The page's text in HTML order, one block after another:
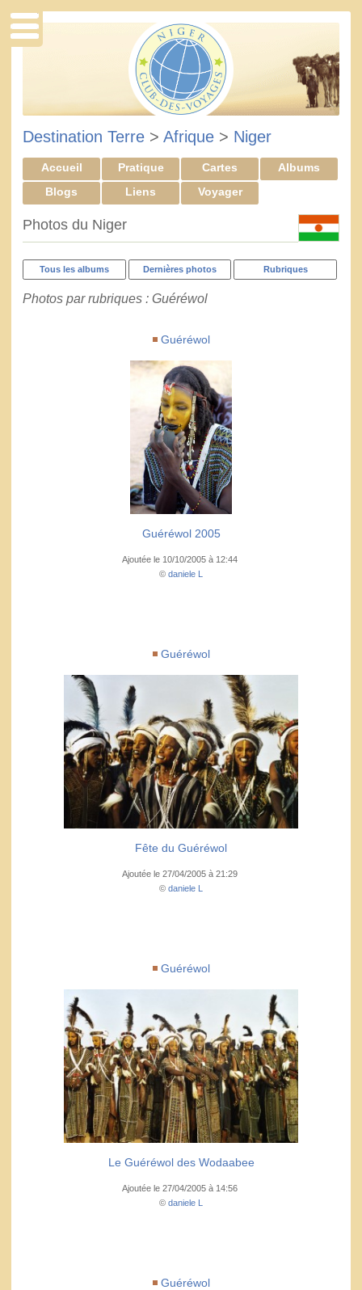
Destination Terre > Afrique > Niger
Accueil Pratique Cartes
Albums
Blogs
Liens Voyager
Photos du Niger
Tous les albums Dernières photos Rubriques
Photos par rubriques : Guéréwol
Guéréwol
Guéréwol 2005
Ajoutée le 10/10/2005 à 12:44
© daniele L
Guéréwol
Fête du Guéréwol
Ajoutée le 27/04/2005 à 21:29
© daniele L
Guéréwol
Le Guéréwol des Wodaabee
Ajoutée le 27/04/2005 à 14:56
© daniele L
Guéréwol